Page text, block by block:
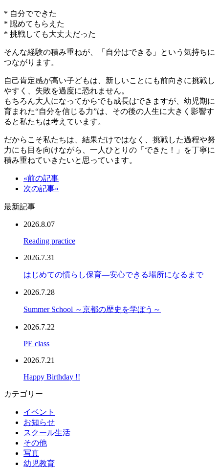
* 自分でできた
* 認めてもらえた
* 挑戦しても大丈夫だった
そんな経験の積み重ねが、「自分はできる」という気持ちに
つながります。
自己肯定感が高い子どもは、新しいことにも前向きに挑戦し
やすく、失敗を過度に恐れません。
もちろん大人になってからでも成長はできますが、幼児期に
育まれた“自分を信じる力”は、その後の人生に大きく影響す
ると私たちは考えています。
だからこそ私たちは、結果だけではなく、挑戦した過程や努
力にも目を向けながら、一人ひとりの「できた！」を丁寧に
積み重ねていきたいと思っています。
«前の記事
次の記事»
最新記事
2026.8.07
Reading practice
2026.7.31
はじめての慣らし保育―安心できる場所になるまで
2026.7.28
Summer School ～京都の歴史を学ぼう～
2026.7.22
PE class
2026.7.21
Happy Birthday !!
カテゴリー
イベント
お知らせ
スクール生活
その他
写真
幼児教育